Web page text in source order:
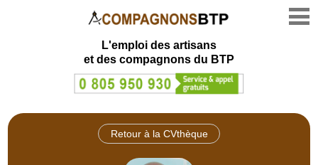
L'emploi des artisans
et des compagnons du BTP
Retour à la CVthèque